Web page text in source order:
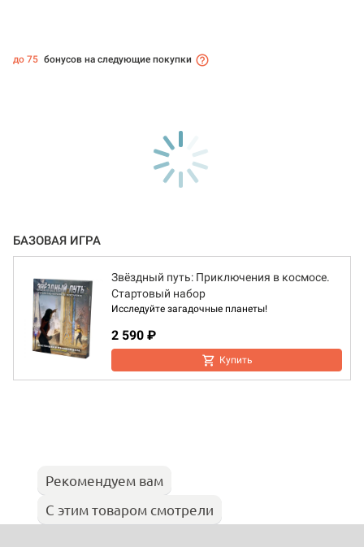
до 75 бонусов на следующие покупки
БАЗОВАЯ ИГРА
Звёздный путь: Приключения в космосе.
Стартовый набор
Исследуйте загадочные планеты!
2 590 ₽
Купить
Рекомендуем вам
С этим товаром смотрели